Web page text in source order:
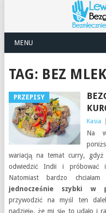
MENU
TAG: BEZ
PRZEPISY
Kasia
Na
wariacją na temat curry, gdyż
odwiedzić Indii i próbować
Natomiast bardzo
jednocześnie szybki w
przywodzić na myśl ten
nadzieję, że mi się to udało i